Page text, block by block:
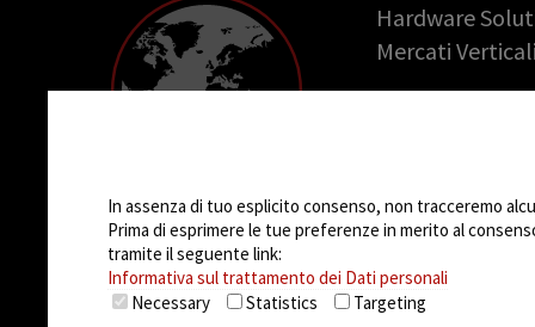
Hardware
Mercati Verticali
COMPANY
Opportunità di
In assenza di tuo esplicito consenso, non tracceremo
Prima di esprimere le tue preferenze in merito al
tramite il seguente link:
Informativa sul trattamento dei Dati personali
Necessary
Statistics Targeting